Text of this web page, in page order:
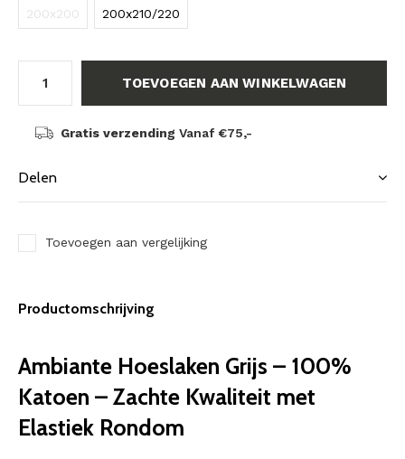
200x200 200x210/220
TOEVOEGEN AAN WINKELWAGEN
Gratis verzending Vanaf €75,-
Delen
Toevoegen aan vergelijking
Productomschrijving
Ambiante Hoeslaken Grijs – 100%
Katoen – Zachte Kwaliteit met
Elastiek Rondom